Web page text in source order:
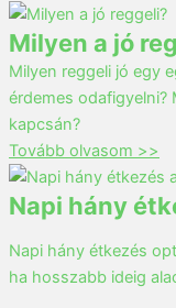
Milyen a jó
Milyen reggeli jó egy
érdemes odafigyelni?
kapcsán?
Tovább olvasom >>
Napi hány
Napi hány étkezés
ha hosszabb ideig